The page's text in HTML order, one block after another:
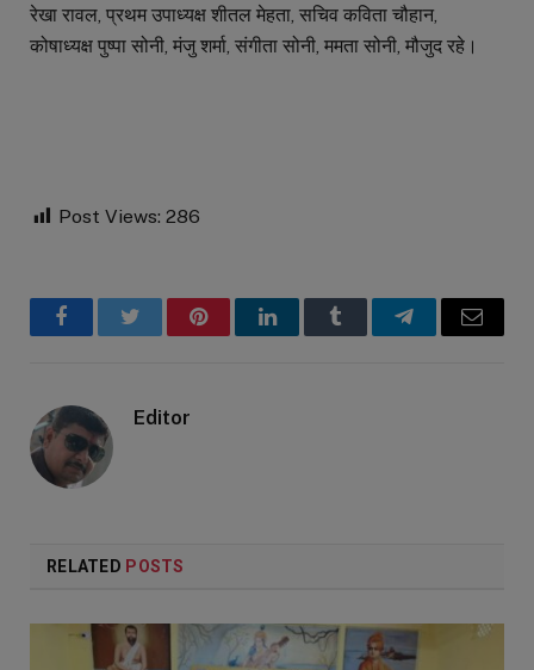
रेखा रावल, प्रथम उपाध्यक्ष शीतल मेहता, सचिव कविता चौहान,
कोषाध्यक्ष पुष्पा सोनी, मंजु शर्मा, संगीता सोनी, ममता सोनी, मौजुद रहे।
Post Views: 286
FacebookTwitter PinterestLinkedInTumblr TelegramEmail
Editor
RELATED POSTS